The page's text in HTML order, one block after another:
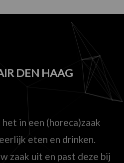
DEN HAAG
in een (horeca)zaak
eten en drinken.
zaak uit en past deze bij